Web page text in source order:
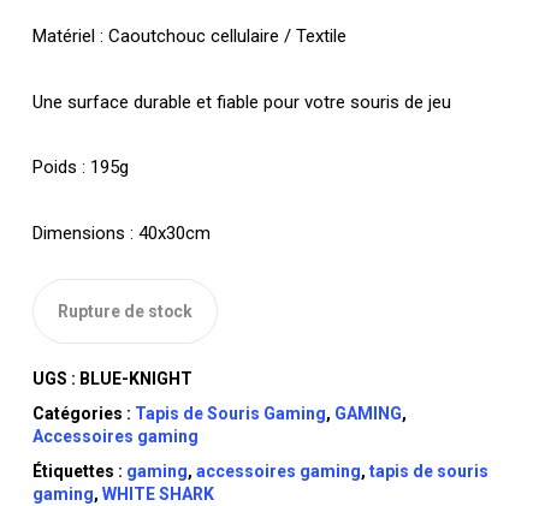
Matériel : Caoutchouc cellulaire / Textile
Une surface durable et fiable pour votre souris de jeu
Poids : 195g
Dimensions : 40x30cm
Rupture de stock
UGS : BLUE-KNIGHT
Catégories : Tapis de Souris Gaming, GAMING,
Accessoires gaming
Étiquettes : gaming, accessoires gaming, tapis de souris
gaming, WHITE SHARK